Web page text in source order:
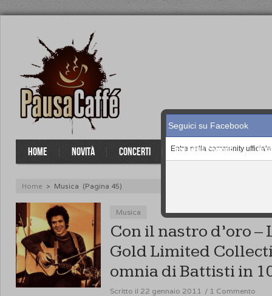
HOME NOVITÀ CONCERTI COLONNE SONORE
Home > Musica (Pagina 45)
Musica
Con il nastro d’oro
Gold Limited
omnia di Battisti in
Scritto il 22 gennaio 2011 / 1 Commento
Seguici su Facebook
Entra nella community